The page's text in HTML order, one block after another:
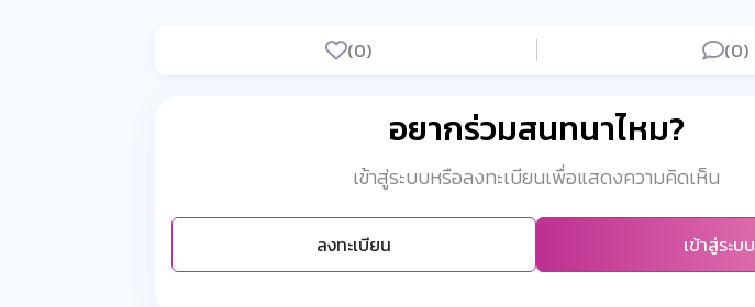
(0) (0)
อยากร่วมสนทนาไหม?
เข้าสู่ระบบหรือลงทะเบียนเพื่อแสดงความคิดเห็น
ลงทะเบียน เข้าสู่ระบบ